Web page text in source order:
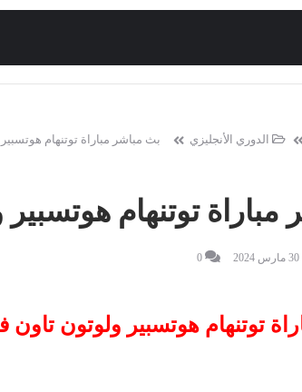
الدوري الأنجليزي بث مباشر مباراة توتنهام
توتنهام
30 مارس 2024 0
توتنهام هوتسبير ولوتون تاون